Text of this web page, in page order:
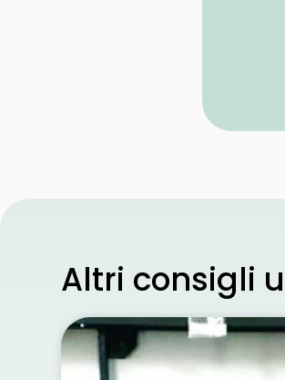
Altri consigli